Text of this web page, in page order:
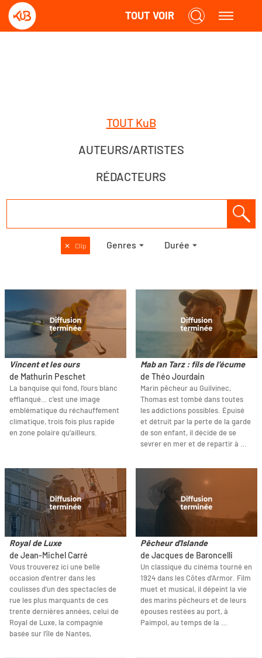
TOUT VOIR
TOUT KuB
AUTEURS/ARTISTES
RÉDACTEURS
✕ Clip Genres Durée
Vincent et les ours
de Mathurin Peschet
La banquise qui fond, l’ours blanc
efflanqué… c’est une image
emblématique du réchauffement
climatique, trois fois plus rapide
en zone polaire qu’ailleurs.
Mab an Tarz : fils de l’écume
de Théo Jourdain
Marin pêcheur au Guilvinec,
Thomas est tombé dans toutes
les addictions possibles. Épuisé
et détruit par la perte de la garde
de son enfant, il décide de se
sevrer en mer et de repartir à …
Royal de Luxe
de Jean-Michel Carré
Vous trouverez ici une belle
occasion d’entrer dans les
coulisses d’un des spectacles de
rue les plus marquants de ces
trente dernières années, celui de
Royal de Luxe, la compagnie
basée sur l’île de Nantes,
Pêcheur d'Islande
de Jacques de Baroncelli
Un classique du cinéma tourné en
1924 dans les Côtes d’Armor. Film
muet et musical, il dépeint la vie
des marins pêcheurs et de leurs
épouses restées au port, à
Paimpol, au temps de la …